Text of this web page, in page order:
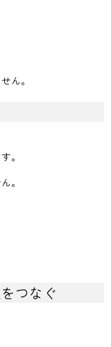
ん。
。
。
つなぐ